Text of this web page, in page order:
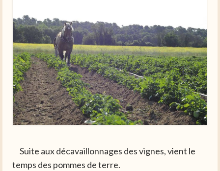
Suite aux décavaillonnages des vignes, vient le
temps des pommes de terre.